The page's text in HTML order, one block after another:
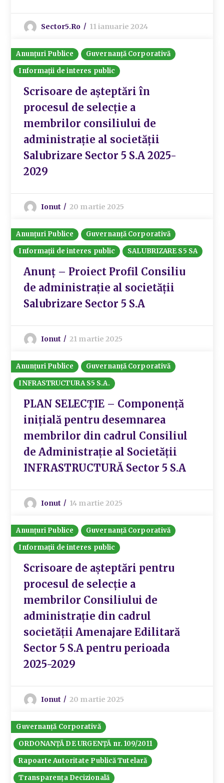
Sector5.ro 11 ianuarie 2024
Anunțuri Publice
Guvernanță Corporativă
Informații de interes public
Scrisoare de așteptări în
procesul de selecție a
membrilor consiliului de
administrație al societății
Salubrizare Sector 5 S.A 2025-
2029
Ionut 20 martie 2025
Anunțuri Publice
Guvernanță Corporativă
Informații de interes public
SALUBRIZARE S5 SA
Anunț – Proiect Profil Consiliu
de administrație al societății
Salubrizare Sector 5 S.A
Ionut 21 martie 2025
Anunțuri Publice
Guvernanță Corporativă
INFRASTRUCTURA S5 S.A.
PLAN SELECȚIE – Componență
inițială pentru desemnarea
membrilor din cadrul Consiliul
de Administrație al Societății
INFRASTRUCTURĂ Sector 5 S.A
Ionut 14 martie 2025
Anunțuri Publice
Guvernanță Corporativă
Informații de interes public
Scrisoare de așteptări pentru
procesul de selecție a
membrilor Consiliului de
administrație din cadrul
societății Amenajare Edilitară
Sector 5 S.A pentru perioada
2025-2029
Ionut 20 martie 2025
Guvernanță Corporativă
ORDONANȚĂ DE URGENȚĂ nr. 109/2011
Rapoarte Autoritate Publică Tutelară
Transparența Decizională